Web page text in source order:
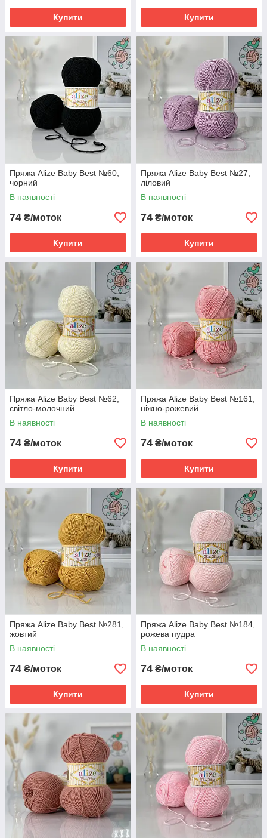
Купити Купити
Пряжа Alize Baby Best №60,
чорний
В наявності
74 ₴/моток
Купити
Пряжа Alize Baby Best №27,
ліловий
В наявності
74 ₴/моток
Купити
Пряжа Alize Baby Best №62,
світло-молочний
В наявності
74 ₴/моток
Купити
Пряжа Alize Baby Best №161,
ніжно-рожевий
В наявності
74 ₴/моток
Купити
Пряжа Alize Baby Best №281,
жовтий
В наявності
74 ₴/моток
Купити
Пряжа Alize Baby Best №184,
рожева пудра
В наявності
74 ₴/моток
Купити